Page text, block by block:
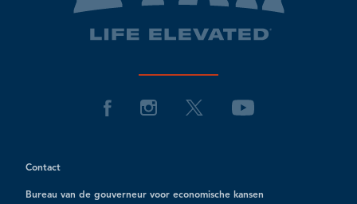
Contact
Bureau van de gouverneur voor economische kansen